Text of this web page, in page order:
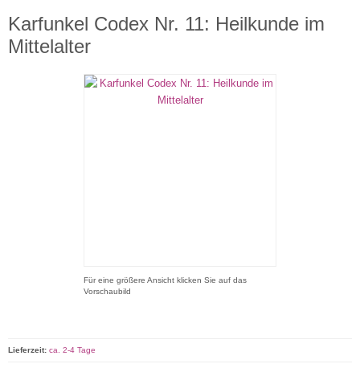
Karfunkel Codex Nr. 11: Heilkunde im
Mittelalter
Für eine größere Ansicht klicken Sie auf das
Vorschaubild
Lieferzeit: ca. 2-4 Tage